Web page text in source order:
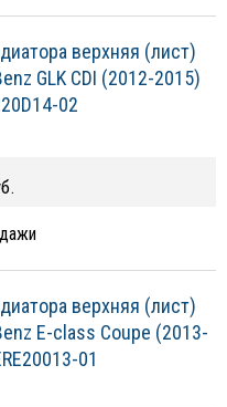
верхняя (лист)
GLK CDI (2012-2015)
02
верхняя (лист)
E-class Coupe (2013-
01